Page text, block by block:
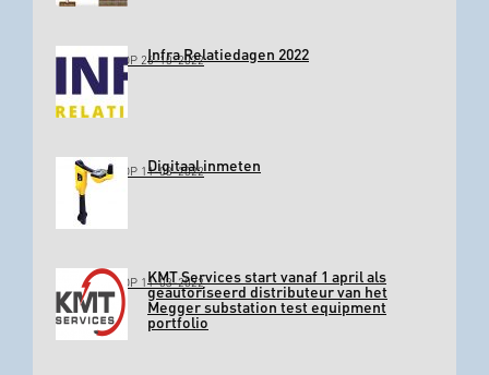
GEPLAATST OP 26-10-2022Infra Relatiedagen 2022
GEPLAATST OP 11-03-2022Digitaal inmeten
GEPLAATST OP 11-03-2022KMT Services start vanaf 1 april als
geautoriseerd distributeur van het
Megger substation test equipment
portfolio